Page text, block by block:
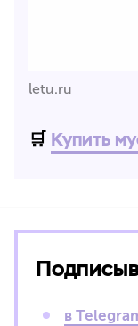
letu.ru
🛒 Купить
в